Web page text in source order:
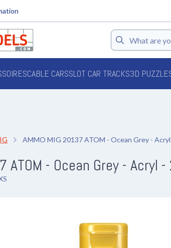
Search
CABLE CARSSLOT CAR TRACKS3D
AMMO MIG 20137 ATOM - Ocean Grey - Acryl
ATOM - Ocean Grey -